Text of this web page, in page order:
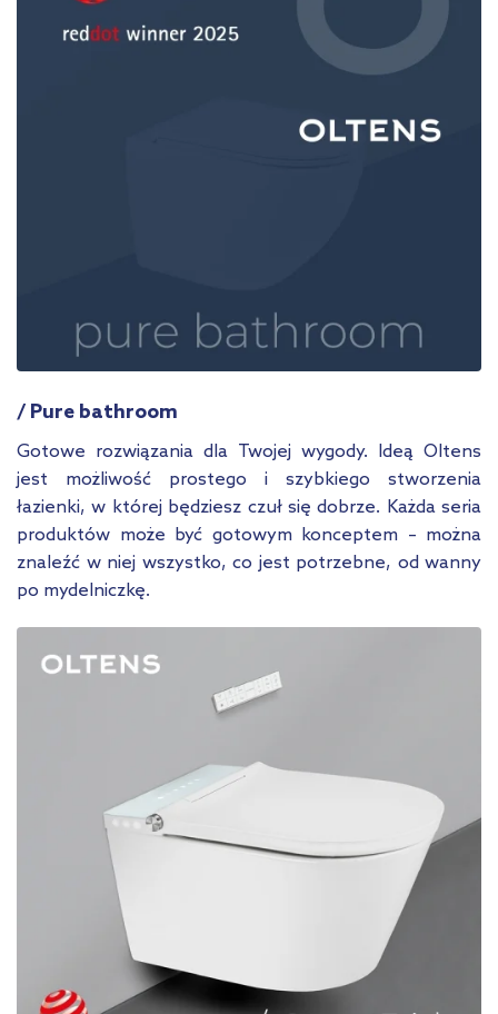
/ Pure bathroom
Gotowe rozwiązania dla Twojej wygody. Ideą Oltens
jest możliwość prostego i szybkiego stworzenia
łazienki, w której będziesz czuł się dobrze. Każda seria
produktów może być gotowym konceptem – można
znaleźć w niej wszystko, co jest potrzebne, od wanny
po mydelniczkę.